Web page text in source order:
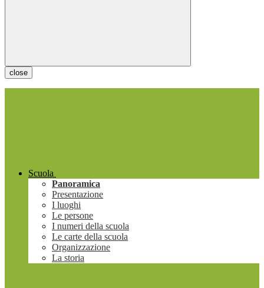
close
Scuola
Panoramica
Presentazione
I luoghi
Le persone
I numeri della scuola
Le carte della scuola
Organizzazione
La storia